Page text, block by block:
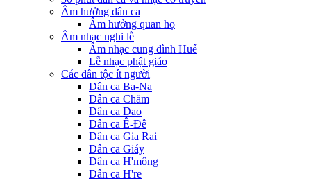
Âm hưởng dân ca
Âm hưởng quan họ
Âm nhạc nghi lễ
Âm nhạc cung đình Huế
Lễ nhạc phật giáo
Các dân tộc ít người
Dân ca Ba-Na
Dân ca Chăm
Dân ca Dao
Dân ca Ê-Đê
Dân ca Gia Rai
Dân ca Giáy
Dân ca H'mông
Dân ca H're